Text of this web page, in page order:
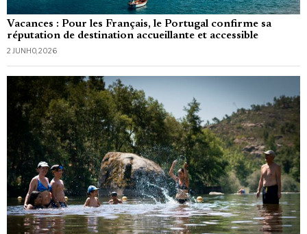
Vacances : Pour les Français, le Portugal confirme sa
réputation de destination accueillante et accessible
2 JUNHO, 2026